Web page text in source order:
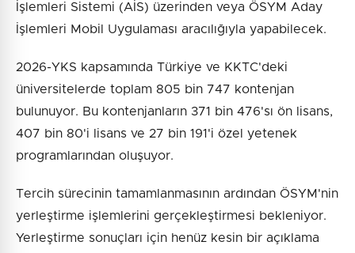
İşlemleri Sistemi (AİS) üzerinden veya ÖSYM Aday
İşlemleri Mobil Uygulaması aracılığıyla yapabilecek.
2026-YKS kapsamında Türkiye ve KKTC'deki
üniversitelerde toplam 805 bin 747 kontenjan
bulunuyor. Bu kontenjanların 371 bin 476'sı ön lisans,
407 bin 80'i lisans ve 27 bin 191'i özel yetenek
programlarından oluşuyor.
Tercih sürecinin tamamlanmasının ardından ÖSYM'nin
yerleştirme işlemlerini gerçekleştirmesi bekleniyor.
Yerleştirme sonuçları için henüz kesin bir açıklama